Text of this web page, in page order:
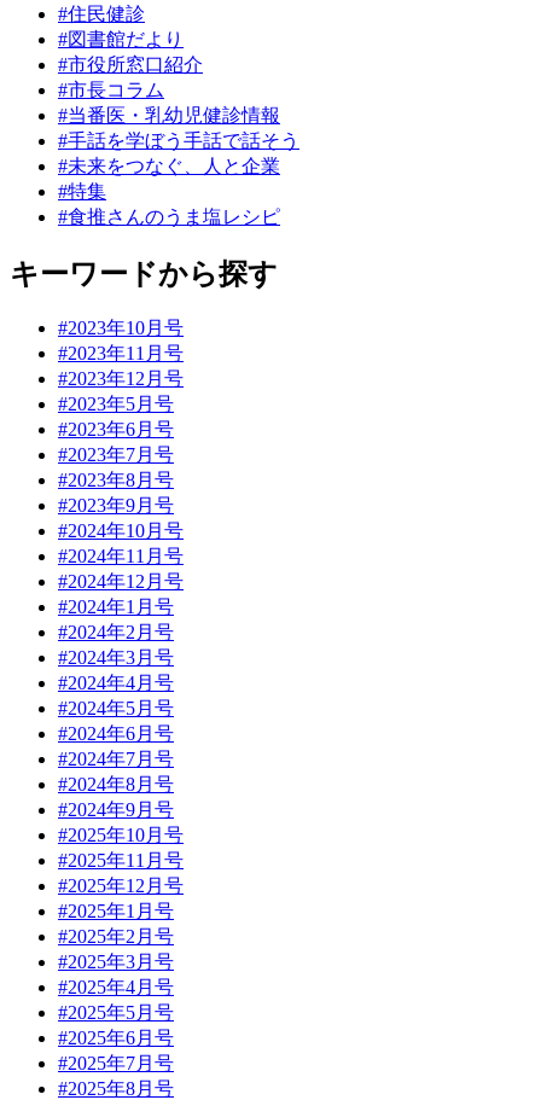
#住民健診
#図書館だより
#市役所窓口紹介
#市長コラム
#当番医・乳幼児健診情報
#手話を学ぼう手話で話そう
#未来をつなぐ、人と企業
#特集
#食推さんのうま塩レシピ
キーワードから探す
#2023年10月号
#2023年11月号
#2023年12月号
#2023年5月号
#2023年6月号
#2023年7月号
#2023年8月号
#2023年9月号
#2024年10月号
#2024年11月号
#2024年12月号
#2024年1月号
#2024年2月号
#2024年3月号
#2024年4月号
#2024年5月号
#2024年6月号
#2024年7月号
#2024年8月号
#2024年9月号
#2025年10月号
#2025年11月号
#2025年12月号
#2025年1月号
#2025年2月号
#2025年3月号
#2025年4月号
#2025年5月号
#2025年6月号
#2025年7月号
#2025年8月号